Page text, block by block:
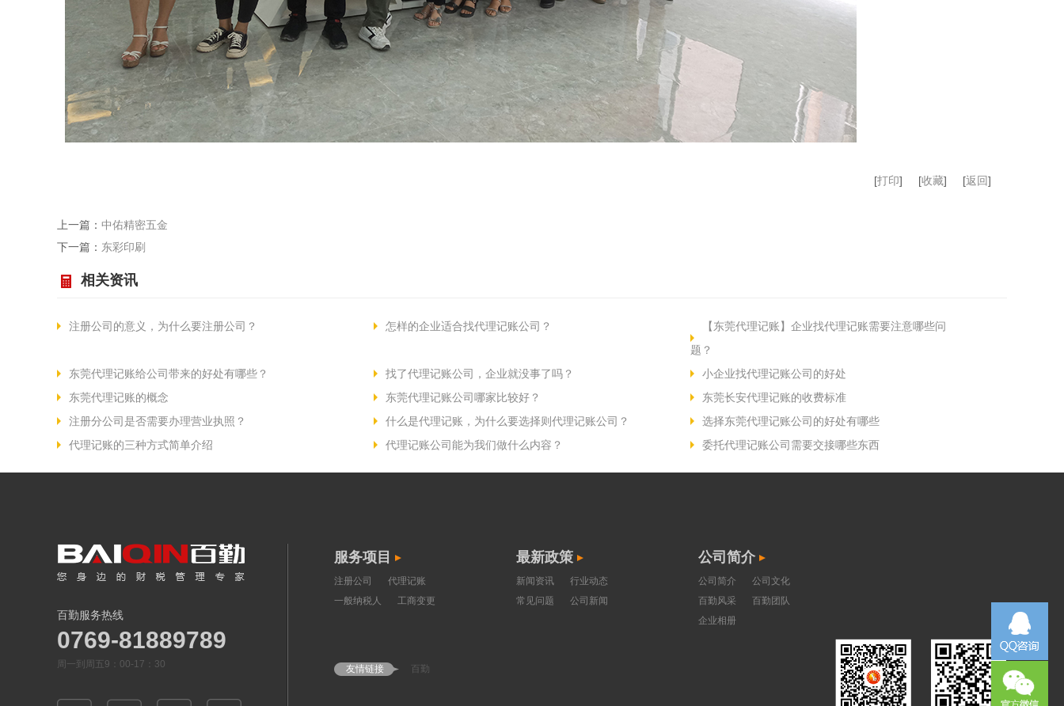
[打印] [收藏] [返回]
上一篇： 中佑精密五金
下一篇： 东彩印刷
相关资讯
注册公司的意义，为什么要注册公司？ 怎样的企业适合找代理记账公司？
【东莞代理记账】企业找代理记账需要注意哪些问
题？
东莞代理记账给公司带来的好处有哪些？
找了代理记账公司，企业就没事了吗？
小企业找代理记账公司的好处
东莞代理记账的概念
东莞代理记账公司哪家比较好？
东莞长安代理记账的收费标准
注册分公司是否需要办理营业执照？
什么是代理记账，为什么要选择则代理记账公司？
选择东莞代理记账公司的好处有哪些
代理记账的三种方式简单介绍
代理记账公司能为我们做什么内容？ 委托代理记账公司需要交接哪些东西
百勤服务热线
0769-81889789
周一到周五9：00-17：30
服务项目
注册公司
代理记账
一般纳税人
工商变更
最新政策
新闻资讯
行业动态
常见问题
公司新闻
公司简介
公司简介
公司文化
百勤风采
百勤团队
企业相册
友情链接 百勤